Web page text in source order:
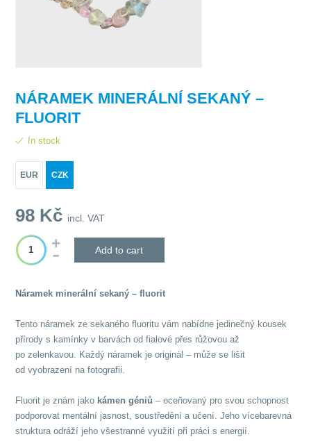
NÁRAMEK MINERÁLNÍ SEKANÝ –
FLUORIT
In stock
EUR CZK
98 Kč incl. VAT
Add to cart
Náramek minerální sekaný – fluorit
Tento náramek ze sekaného fluoritu vám nabídne jedinečný kousek
přírody s kamínky v barvách od fialové přes růžovou až
po zelenkavou. Každý náramek je originál – může se lišit
od vyobrazení na fotografii.
Fluorit je znám jako kámen géniů – oceňovaný pro svou schopnost
podporovat mentální jasnost, soustředění a učení. Jeho vícebarevná
struktura odráží jeho všestranné využití při práci s energií.